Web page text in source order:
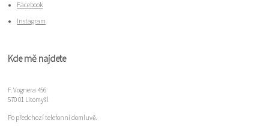
Facebook
Instagram
Kde mě najdete
F. Vognera 456
570 01 Litomyšl
Po předchozí telefonní domluvě.